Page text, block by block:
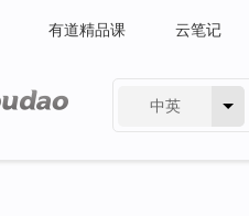
有道精品课 云笔记
中英